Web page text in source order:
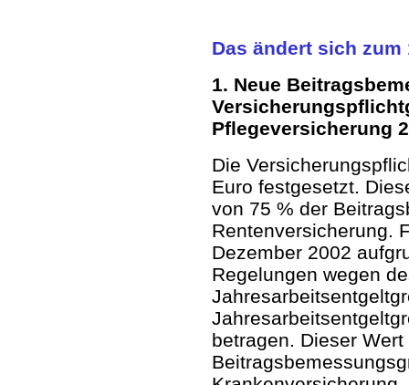
Das ändert sich
1. Neue
Pflegeversicherung
Die
Euro festgesetzt.
von 75 % der
Rentenversicherung.
Dezember 2002
Regelungen wegen
betragen. Dieser